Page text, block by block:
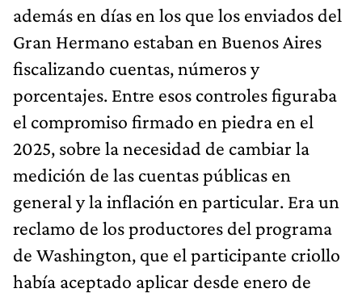
además en días en los que los enviados del
Gran Hermano estaban en Buenos Aires
fiscalizando cuentas, números y
porcentajes. Entre esos controles figuraba
el compromiso firmado en piedra en el
2025, sobre la necesidad de cambiar la
medición de las cuentas públicas en
general y la inflación en particular. Era un
reclamo de los productores del programa
de Washington, que el participante criollo
había aceptado aplicar desde enero de